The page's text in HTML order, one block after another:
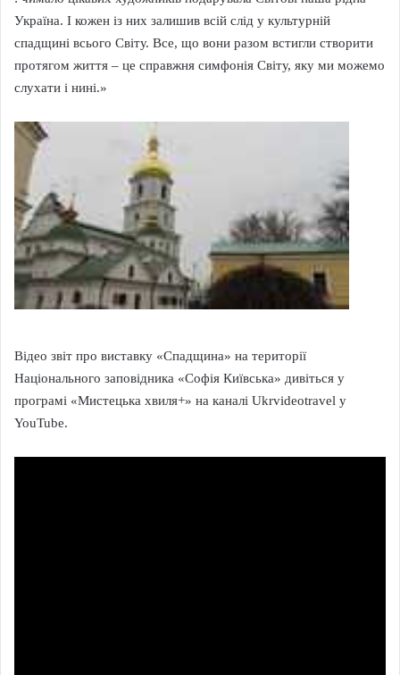
Україна. І кожен із них залишив всій слід у культурній
спадщині всього Світу. Все, що вони разом встигли створити
протягом життя – це справжня симфонія Світу, яку ми можемо
слухати і нині.»
Відео звіт про виставку «Спадщина» на території
Національного заповідника «Софія Київська» дивіться у
програмі «Мистецька хвиля+» на каналі Ukrvideotravel y
YouTube.